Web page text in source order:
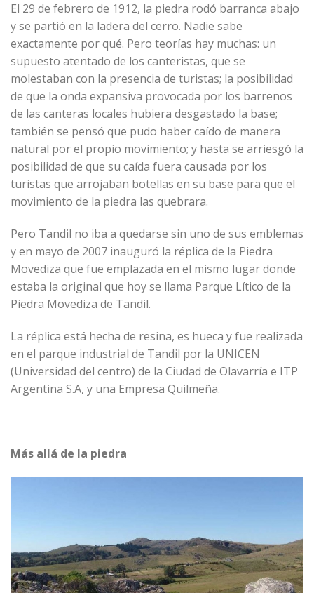
El 29 de febrero de 1912, la piedra rodó barranca abajo
y se partió en la ladera del cerro. Nadie sabe
exactamente por qué. Pero teorías hay muchas: un
supuesto atentado de los canteristas, que se
molestaban con la presencia de turistas; la posibilidad
de que la onda expansiva provocada por los barrenos
de las canteras locales hubiera desgastado la base;
también se pensó que pudo haber caído de manera
natural por el propio movimiento; y hasta se arriesgó la
posibilidad de que su caída fuera causada por los
turistas que arrojaban botellas en su base para que el
movimiento de la piedra las quebrara.
Pero Tandil no iba a quedarse sin uno de sus emblemas
y en mayo de 2007 inauguró la réplica de la Piedra
Movediza que fue emplazada en el mismo lugar donde
estaba la original que hoy se llama Parque Lítico de la
Piedra Movediza de Tandil.
La réplica está hecha de resina, es hueca y fue realizada
en el parque industrial de Tandil por la UNICEN
(Universidad del centro) de la Ciudad de Olavarría e ITP
Argentina S.A, y una Empresa Quilmeña.
Más allá de la piedra